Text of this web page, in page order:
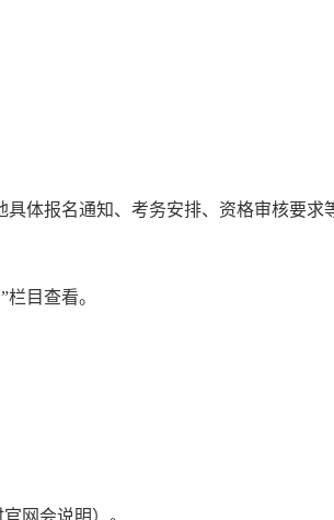
体报名通知、考务安排、资格审核要求
目查看。